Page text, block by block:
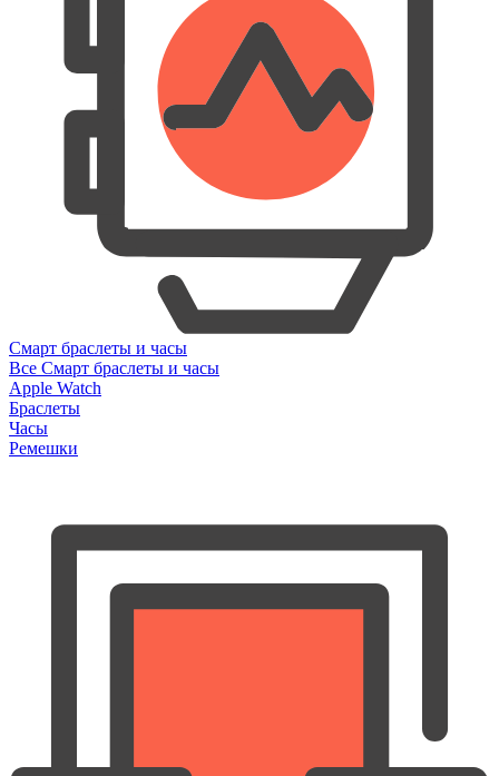
Смарт браслеты и часы
Все Смарт браслеты и часы
Apple Watch
Браслеты
Часы
Ремешки